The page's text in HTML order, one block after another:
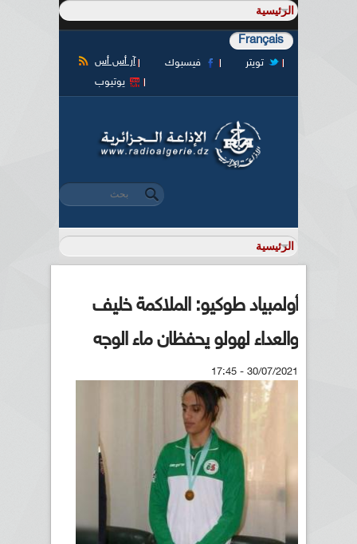
Français
آر أس أس فيسبوك
تويتر
يوتيوب
استمارة البحث
‏بحث ‏
أولمبياد طوكيو: الملاكمة خليف
والعداء لهولو يحفظان ماء الوجه
30/07/2021 - 17:45